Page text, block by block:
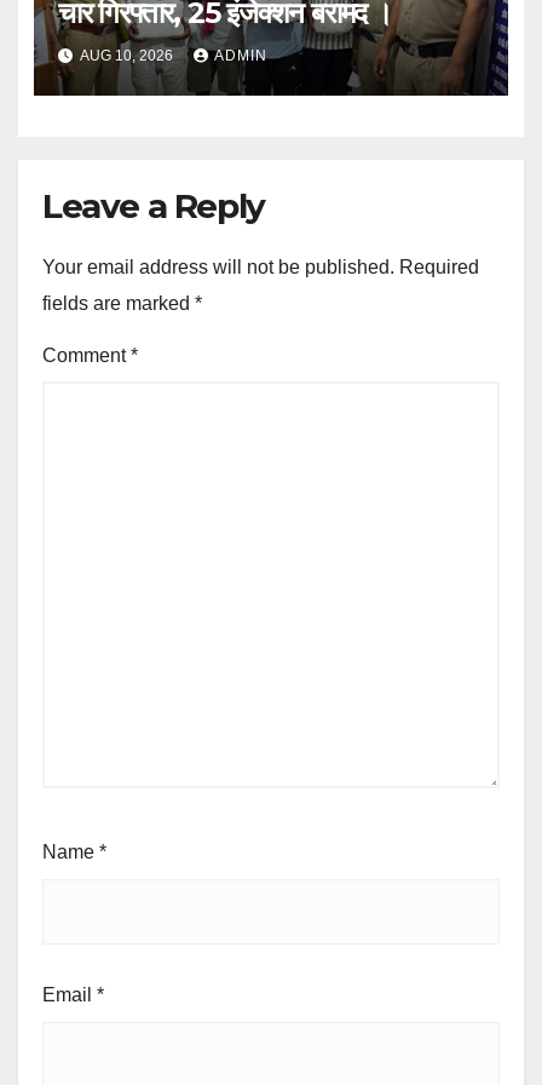
चार गिरफ्तार, 25 इंजेक्शन बरामद ।
AUG 10, 2026 ADMIN
Leave a Reply
Your email address will not be published. Required
fields are marked *
Comment*
Name *
Email *